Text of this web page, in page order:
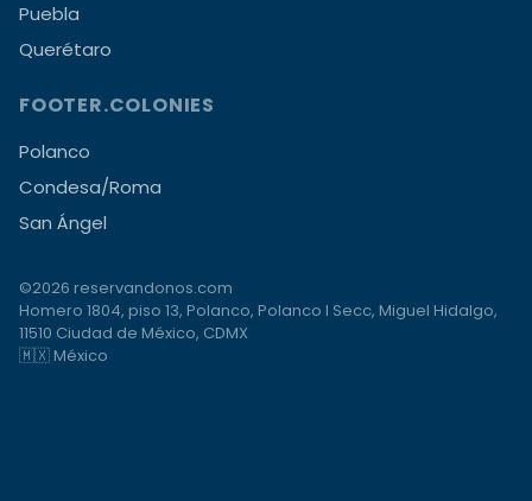
Puebla
Querétaro
FOOTER.COLONIES
Polanco
Condesa/Roma
San Ángel
©2026 reservandonos.com
Homero 1804, piso 13, Polanco, Polanco I Secc, Miguel Hidalgo,
11510 Ciudad de México, CDMX
🇲🇽 México